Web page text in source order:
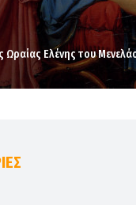
Ωραίας Ελένης του